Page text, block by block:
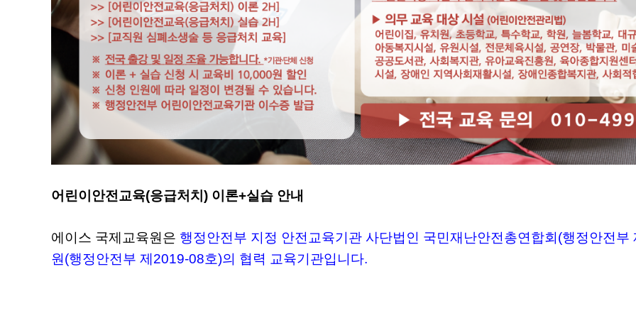
어린이안전교육(응급처치) 이론+실습 안내
에이스 국제교육원은 행정안전부 지정 안전교육기관 사단법인 국민재난안전총연합회(행정안전
원(행정안전부 제2019-08호)의 협력 교육기관입니다.